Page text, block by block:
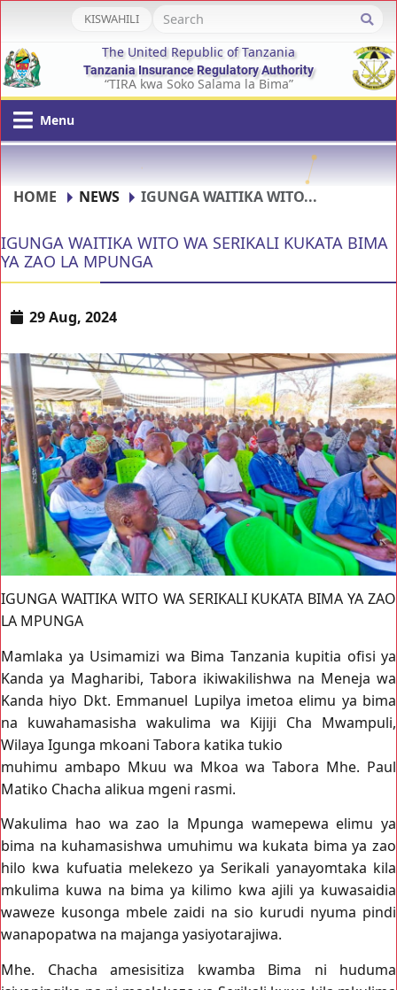
KISWAHILI
The United Republic of Tanzania
Tanzania Insurance Regulatory Authority
“TIRA kwa Soko Salama la Bima”
Menu
HOME NEWS IGUNGA WAITIKA WITO...
IGUNGA WAITIKA WITO WA SERIKALI KUKATA BIMA
YA ZAO LA MPUNGA
29 Aug, 2024
IGUNGA WAITIKA WITO WA SERIKALI KUKATA BIMA YA ZAO
LA MPUNGA
Mamlaka ya Usimamizi wa Bima Tanzania kupitia ofisi ya
Kanda ya Magharibi, Tabora ikiwakilishwa na Meneja wa
Kanda hiyo Dkt. Emmanuel Lupilya imetoa elimu ya bima
na kuwahamasisha wakulima wa Kijiji Cha Mwampuli,
Wilaya Igunga mkoani Tabora katika tukio
muhimu ambapo Mkuu wa Mkoa wa Tabora Mhe. Paul
Matiko Chacha alikua mgeni rasmi.
Wakulima hao wa zao la Mpunga wamepewa elimu ya
bima na kuhamasishwa umuhimu wa kukata bima ya zao
hilo kwa kufuatia melekezo ya Serikali yanayomtaka kila
mkulima kuwa na bima ya kilimo kwa ajili ya kuwasaidia
waweze kusonga mbele zaidi na sio kurudi nyuma pindi
wanapopatwa na majanga yasiyotarajiwa.
Mhe. Chacha amesisitiza kwamba Bima ni huduma